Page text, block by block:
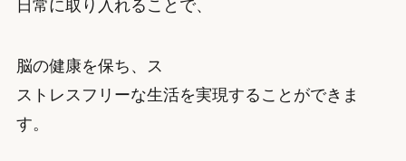
日常に取り入れることで、
脳の健康を保ち、ス
ストレスフリーな生活を実現することができま
す。